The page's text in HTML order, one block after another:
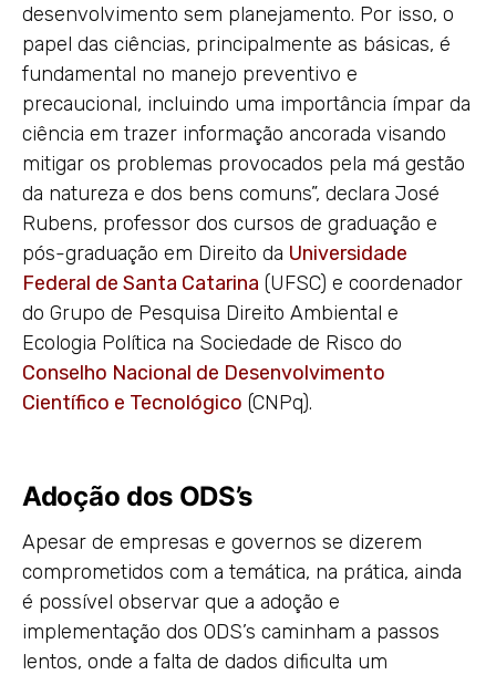
desenvolvimento sem planejamento. Por isso, o
papel das ciências, principalmente as básicas, é
fundamental no manejo preventivo e
precaucional, incluindo uma importância ímpar da
ciência em trazer informação ancorada visando
mitigar os problemas provocados pela má gestão
da natureza e dos bens comuns”, declara José
Rubens, professor dos cursos de graduação e
pós-graduação em Direito da Universidade
Federal de Santa Catarina (UFSC) e coordenador
do Grupo de Pesquisa Direito Ambiental e
Ecologia Política na Sociedade de Risco do
Conselho Nacional de Desenvolvimento
Científico e Tecnológico (CNPq).
Adoção dos ODS’s
Apesar de empresas e governos se dizerem
comprometidos com a temática, na prática, ainda
é possível observar que a adoção e
implementação dos ODS’s caminham a passos
lentos, onde a falta de dados dificulta um